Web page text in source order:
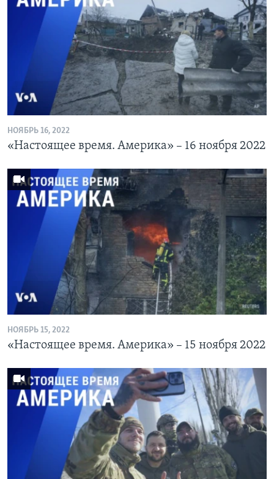
НОЯБРЬ 16, 2022
«Настоящее время. Америка» – 16 ноября 2022
НОЯБРЬ 15, 2022
«Настоящее время. Америка» – 15 ноября 2022